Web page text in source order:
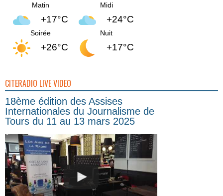
Matin
+17°C
Midi
+24°C
Soirée
+26°C
Nuit
+17°C
CITERADIO LIVE VIDEO
18ème édition des Assises
Internationales du Journalisme de
Tours du 11 au 13 mars 2025